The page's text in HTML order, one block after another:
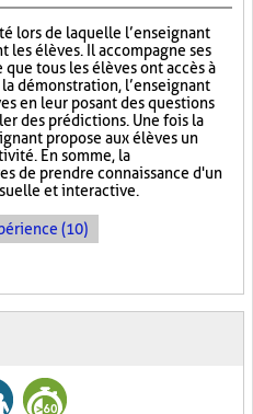
lors de laquelle l’enseignant
les élèves. Il accompagne ses
que tous les élèves ont accès à
démonstration, l’enseignant
en leur posant des questions
des prédictions. Une fois la
propose aux élèves un
En somme, la
de prendre connaissance d'un
et interactive.
(10)